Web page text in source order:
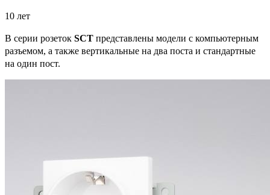
10 лет
В серии розеток SCT представлены модели с компьютерным
разъемом, а также вертикальные на два поста и стандартные
на один пост.